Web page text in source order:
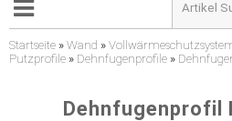
Startseite » Wand »
Putzprofile » Dehnfugenprofile »
Dehnfugenprofil